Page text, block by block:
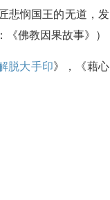
悲悯国王的无道，发
佛教因果故事》）
脱大手印》，《藉心